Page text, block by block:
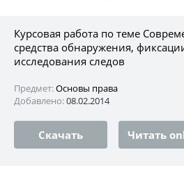
Курсовая работа по теме
средства обнаружения,
исследования следов
Предмет:Основы права
Добавлено:08.02.2014
Скачать Читать